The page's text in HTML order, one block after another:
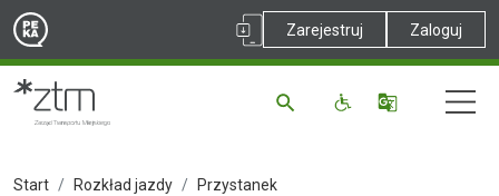
Zarejestruj Zaloguj
Start Rozkład jazdy Przystanek